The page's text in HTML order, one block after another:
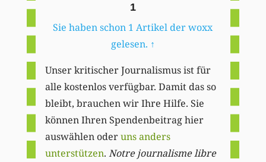
1
Sie haben schon 1 Artikel der woxx
gelesen. ↑
Unser kritischer Journalismus ist für
alle kostenlos verfügbar. Damit das so
bleibt, brauchen wir Ihre Hilfe. Sie
können Ihren Spendenbeitrag hier
auswählen oderuns anders
unterstützen. Notre journalisme libre